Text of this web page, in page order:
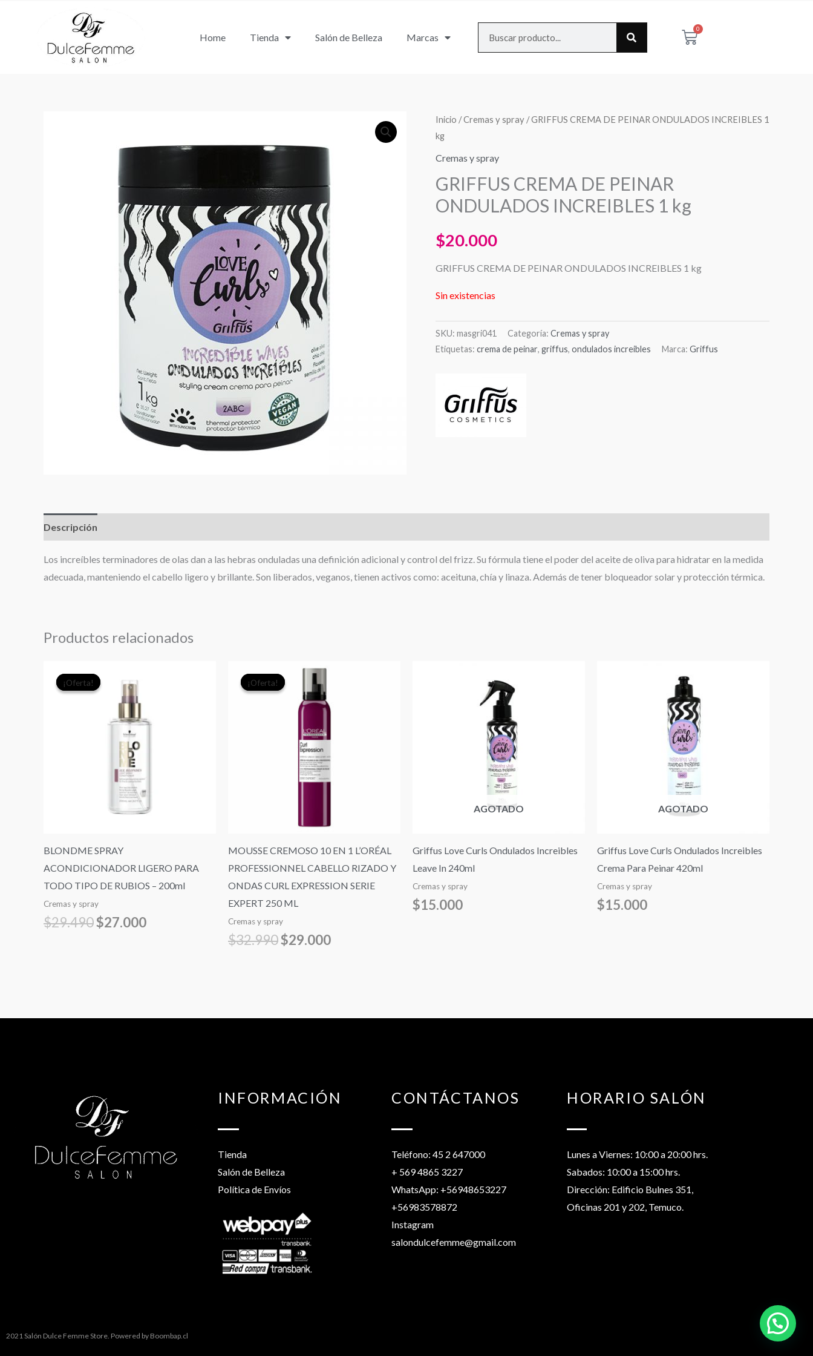
Home Tienda Salón de Belleza Marcas
0
Cart
Inicio /Cremas y spray / GRIFFUS CREMA DE PEINAR ONDULADOS INCREIBLES 1
kg
Cremas y spray
GRIFFUS CREMA DE PEINAR
ONDULADOS INCREIBLES 1 kg
$20.000
GRIFFUS CREMA DE PEINAR ONDULADOS INCREIBLES 1 kg
Sin existencias
SKU: masgri041 Categoría: Cremas y spray
Etiquetas: crema de peinar, griffus, ondulados increibles Marca: Griffus
Descripción
Los increíbles terminadores de olas dan a las hebras onduladas una definición adicional y control del frizz. Su fórmula tiene el poder del aceite de oliva para hidratar en la medida
adecuada, manteniendo el cabello ligero y brillante. Son liberados, veganos, tienen activos como: aceituna, chía y linaza. Además de tener bloqueador solar y protección térmica.
Productos relacionados
¡Oferta!
¡Oferta!
BLONDME SPRAY
ACONDICIONADOR LIGERO PARA
TODO TIPO DE RUBIOS – 200ml
Cremas y spray
$29.490
precio
original
era:
$29.490.
$27.000
es:
¡Oferta!
¡Oferta!
MOUSSE CREMOSO 10 EN 1 L’ORÉAL
PROFESSIONNEL CABELLO RIZADO Y
ONDAS CURL EXPRESSION SERIE
EXPERT 250 ML
Cremas y spray
$32.990
precio
original
$32.990.
$29.000
actual
$29.000.
AGOTADO
Griffus Love Curls Ondulados Increibles
Leave In 240ml
Cremas y spray
$15.000
AGOTADO
Griffus Love Curls Ondulados Increibles
Crema Para Peinar 420ml
Cremas y spray
$15.000
INFORMACIÓN
Tienda
Salón de Belleza
Política de Envíos
CONTÁCTANOS
Teléfono: 45 2 647000
+ 569 4865 3227
WhatsApp: +56948653227
+56983578872
Instagram
salondulcefemme@gmail.com
HORARIO SALÓN
Lunes a Viernes: 10:00 a 20:00 hrs.
Sabados: 10:00 a 15:00 hrs.
Dirección: Edificio Bulnes 351,
Oficinas 201 y 202, Temuco.
2021 Salón Dulce Femme Store. Powered by Boombap.cl